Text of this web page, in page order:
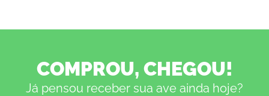
COMPROU, CHEGOU!
Já pensou receber sua ave ainda hoje?